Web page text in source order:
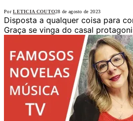
Por LETICIA COUTO28 de agosto de 2023
Disposta a qualquer coisa para
Graça se vinga do casal